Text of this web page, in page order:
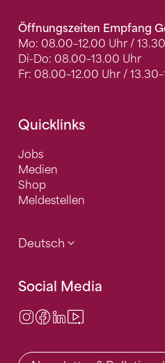
Öffnungszeiten Empfang
Mo: 08.00–12.00 Uhr /
Di-Do: 08.00–13.00 Uhr
Fr: 08.00–12.00 Uhr /
Quicklinks
Jobs
Medien
Shop
Meldestellen
Deutsch
Social Media
Instagram
Facebook
LinkedIn